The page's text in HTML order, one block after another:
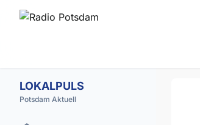
LOKALPULS
Potsdam Aktuell